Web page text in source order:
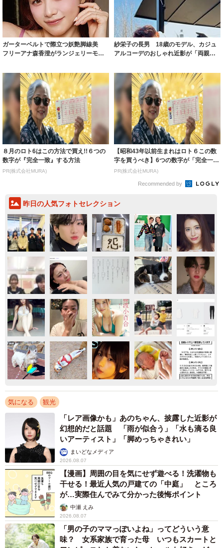
ガーターベルトで際立つ妖艶脚線美
フリーアナ森香澄がランジェリーモデ
紗栄子の長男 18歳のモデル、カジュ
アルコーデのおしゃれ近影が「両親の
８月のロト6はこの方法で買え!!６つの
数字が『完全一致』する方法
PR(株式会社MURA)
【昭和43年以前生まれはロト６この数
字を買うべき】6つの数字が「完全一
致」する方...
PR(株式会社MURA)
Recommended by
昨日の人気フォトセレクション
気になる 観光
「レア画像かも」あのちゃん、披露した近影が
幻想的だと話題 「雨が似合う」「水も滴る良
いアーティスト」「脚めっちゃきれい」
まいどなメディア
2026.08.07
【漫画】周囲の目を気にせず遊べる！洗濯物も
干せる！最近人気の戸建ての「中庭」 ところ
が…実際住んでみて分かった後悔ポイント
中瀬 えみ
2026.08.07
「男の子のママっぽいよね」ってどういう意
味？ 女系家族で育った母 いつもスカートと